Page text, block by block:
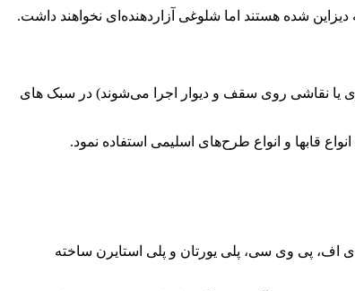
شده هستند اما شلوغی آزاردهنده‌ای نخواهند داشت.
یا نقاشی روی سقف و دیوار اجرا می‌شوند) در سبک های
قابها و انواع طرح‌های اسلیمی استفاده نمود.
اف، پی وی سی، پلی یورتان و پلی استایرن ساخته